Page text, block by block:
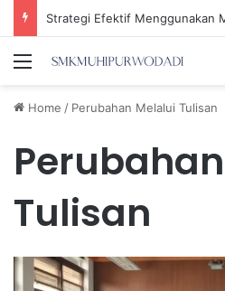
Menu
Home / Perubahan Melalui Tulisan
Tulisan